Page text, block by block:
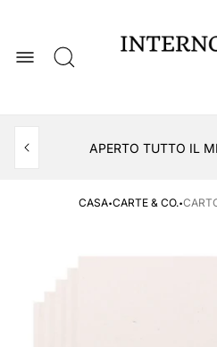
APERTO TUTTO IL
CASA·CARTE & CO.·